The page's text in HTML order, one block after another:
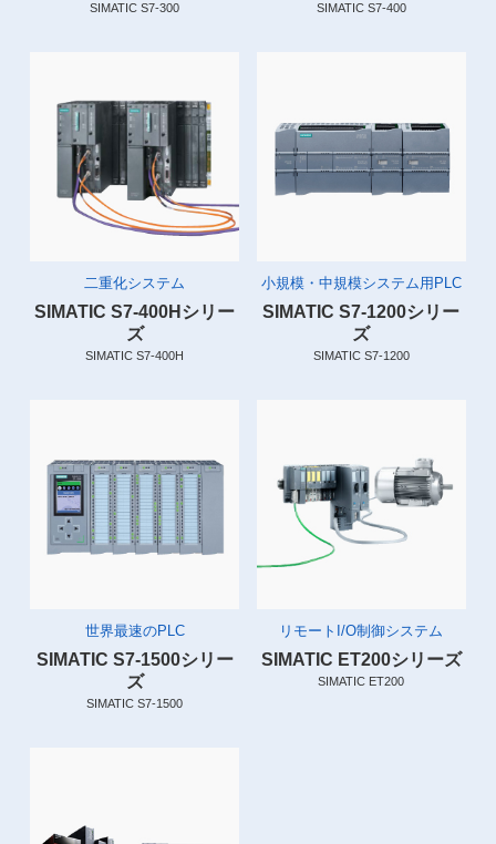
SIMATIC S7-300 SIMATIC S7-400
二重化システム
SIMATIC S7-400Hシリー
ズ
SIMATIC S7-400H
小規模・中規模システム用PLC
SIMATIC S7-1200シリー
ズ
SIMATIC S7-1200
世界最速のPLC
SIMATIC S7-1500シリー
ズ
SIMATIC S7-1500
リモートI/O制御システム
SIMATIC ET200シリーズ
SIMATIC ET200